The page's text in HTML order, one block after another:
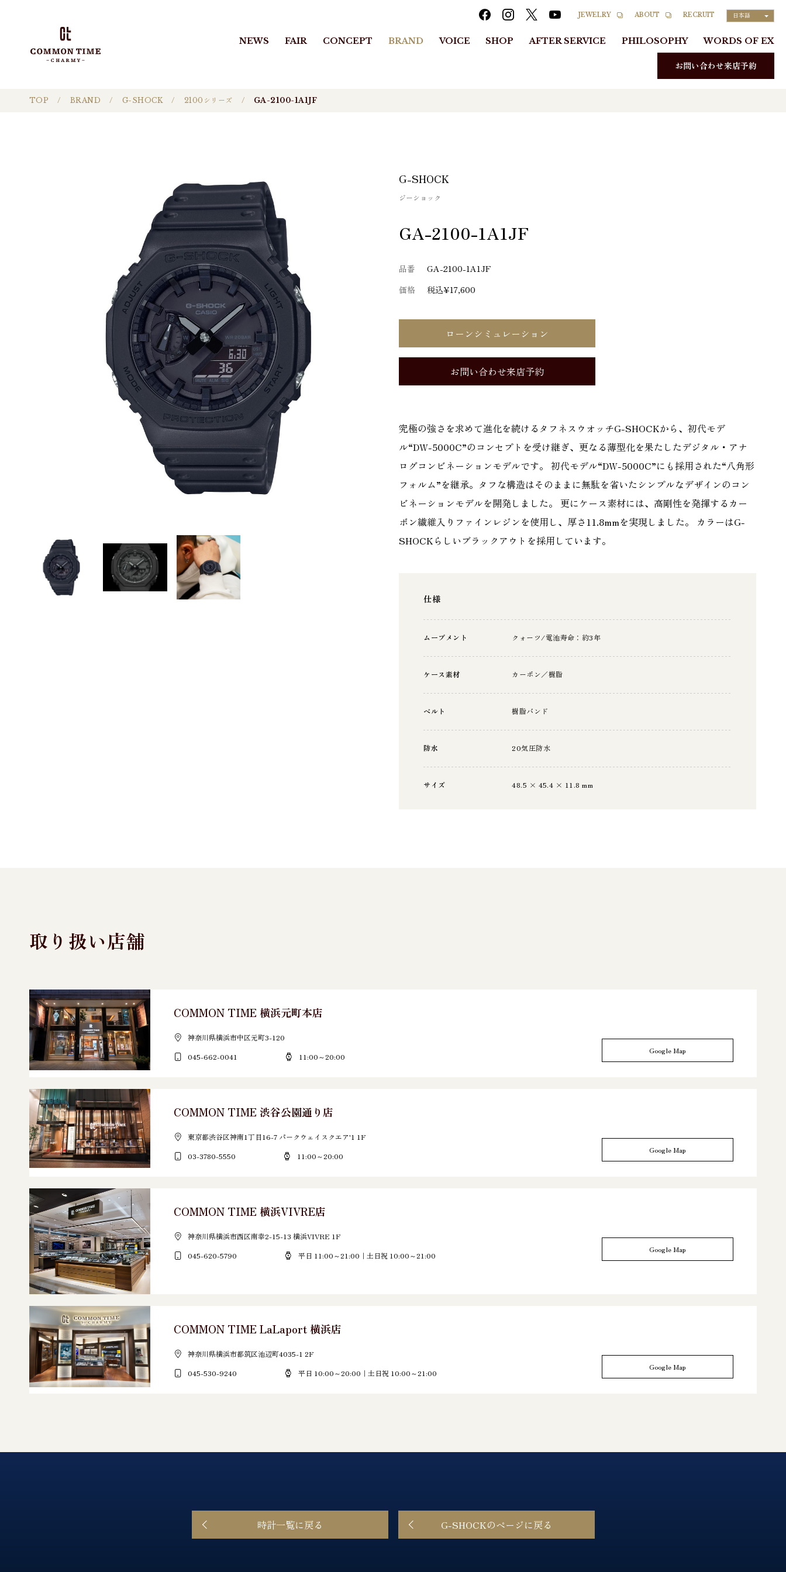
JEWELRY ABOUT RECRUIT 日本語
NEWS FAIR CONCEPT BRAND VOICE SHOP AFTER SERVICE PHILOSOPHY WORDS OF EX
お問い合わせ来店予約
TOP BRAND G-SHOCK 2100シリーズ GA-2100-1A1JF
G-SHOCK
ジーショック
GA-2100-1A1JF
品番
GA-2100-1A1JF
価格
税込¥17,600
ローンシミュレーション
お問い合わせ来店予約
究極の強さを求めて進化を続けるタフネスウオッチG-SHOCKから、初代モデ
ル“DW-5000C”のコンセプトを受け継ぎ、更なる薄型化を果たしたデジタル・アナ
ログコンビネーションモデルです。 初代モデル“DW-5000C”にも採用された“八角形
フォルム”を継承。タフな構造はそのままに無駄を省いたシンプルなデザインのコン
ビネーションモデルを開発しました。 更にケース素材には、高剛性を発揮するカー
ボン繊維入りファインレジンを使用し、厚さ11.8mmを実現しました。 カラーはG-
SHOCKらしいブラックアウトを採用しています。
仕様
ムーブメント クォーツ/電池寿命：約3年
ケース素材 カーボン／樹脂
ベルト 樹脂バンド
防水 20気圧防水
サイズ 48.5 × 45.4 × 11.8 mm
取り扱い店舗
COMMON TIME 横浜元町本店
神奈川県横浜市中区元町3-120
045-662-0041
11:00～20:00
Google Map
COMMON TIME 渋谷公園通り店
東京都渋谷区神南1丁目16-7 パークウェイスクエア'1 1F
03-3780-5550
11:00～20:00
Google Map
COMMON TIME 横浜VIVRE店
神奈川県横浜市西区南幸2-15-13 横浜VIVRE 1F
045-620-5790
平日 11:00～21:00｜土日祝 10:00～21:00
Google Map
COMMON TIME LaLaport 横浜店
神奈川県横浜市都筑区池辺町4035-1 2F
045-530-9240
平日 10:00～20:00｜土日祝 10:00～21:00
Google Map
時計一覧に戻る G-SHOCKのページに戻る